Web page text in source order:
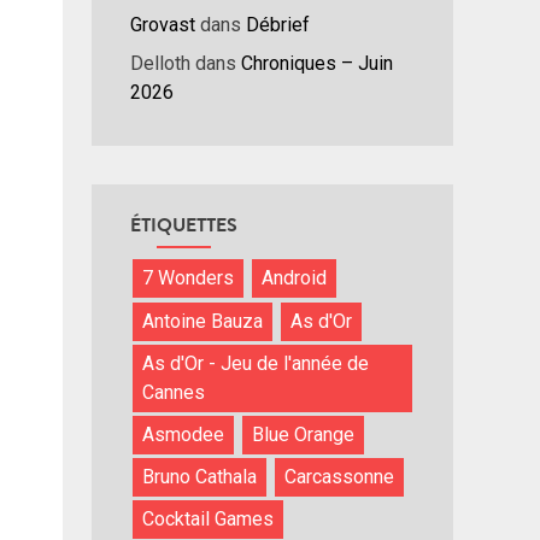
Grovast dans Débrief
Delloth dans Chroniques – Juin
2026
ÉTIQUETTES
7 Wonders
Android
Antoine Bauza
As d'Or
As d'Or - Jeu de l'année de
Cannes
Asmodee
Blue Orange
Bruno Cathala
Carcassonne
Cocktail Games